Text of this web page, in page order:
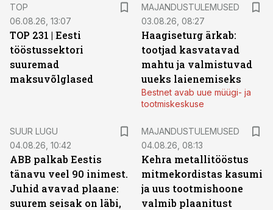
TOP
06.08.26, 13:07
TOP 231 | Eesti
tööstussektori
suuremad
maksuvõlglased
MAJANDUSTULEMUSED
03.08.26, 08:27
Haagiseturg ärkab:
tootjad kasvatavad
mahtu ja valmistuvad
uueks laienemiseks
Bestnet avab uue müügi- ja
tootmiskeskuse
SUUR LUGU
04.08.26, 10:42
ABB palkab Eestis
tänavu veel 90 inimest.
Juhid avavad plaane:
suurem seisak on läbi,
MAJANDUSTULEMUSED
04.08.26, 08:13
Kehra metallitööstus
mitmekordistas kasumi
ja uus tootmishoone
valmib plaanitust